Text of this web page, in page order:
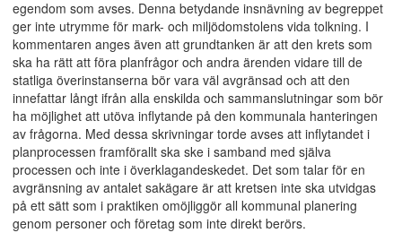
egendom som avses. Denna betydande insnävning av begreppet
ger inte utrymme för mark- och miljödomstolens vida tolkning. I
kommentaren anges även att grundtanken är att den krets som
ska ha rätt att föra planfrågor och andra ärenden vidare till de
statliga överinstanserna bör vara väl avgränsad och att den
innefattar långt ifrån alla enskilda och sammanslutningar som bör
ha möjlighet att utöva inflytande på den kommunala hanteringen
av frågorna. Med dessa skrivningar torde avses att inflytandet i
planprocessen framförallt ska ske i samband med själva
processen och inte i överklagandeskedet. Det som talar för en
avgränsning av antalet sakägare är att kretsen inte ska utvidgas
på ett sätt som i praktiken omöjliggör all kommunal planering
genom personer och företag som inte direkt berörs.